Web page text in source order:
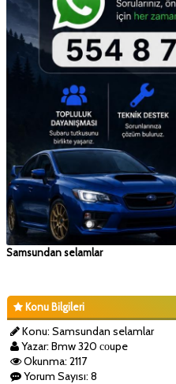
Samsundan selamlar
Konu Bilgileri
Konu: Samsundan selamlar
Yazar: Bmw 320 соupe
Okunma: 2117
Yorum Sayısı: 8